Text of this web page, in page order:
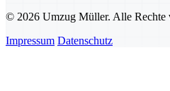
© 2026 Umzug Müller. Alle Rechte
Impressum Datenschutz